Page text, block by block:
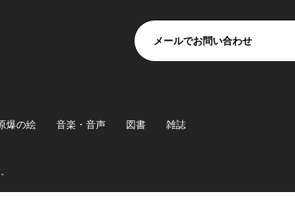
メールでお問い合わせ
爆の絵 音楽・音声 図書 雑誌